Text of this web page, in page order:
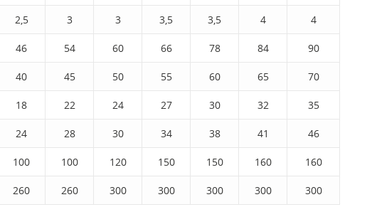
2,5 3 3 3,5 3,5 4 4
46 54 60 66 78 84 90
40 45 50 55 60 65 70
18 22 24 27 30 32 35
24 28 30 34 38 41 46
100 100 120 150 150 160 160
260 260 300 300 300 300 300